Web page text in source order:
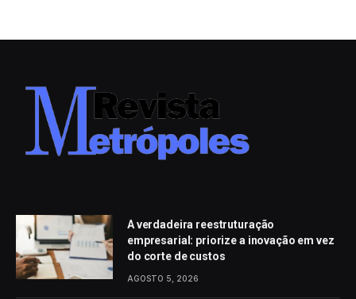
A verdadeira reestruturação
empresarial: priorize a inovação em vez
do corte de custos
AGOSTO 5, 2026